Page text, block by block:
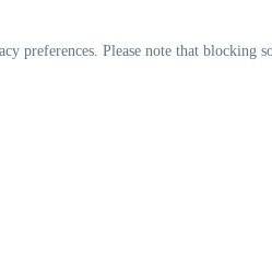
Please note that blocking